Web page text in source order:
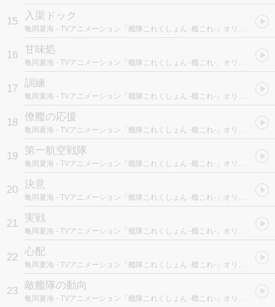
15 入渠ドック
亀岡夏海 - TVアニメーション「艦隊これくしょん -艦これ-」オリジナルサウンドトラック “艦響" Vol.1
16 甘味処
亀岡夏海 - TVアニメーション「艦隊これくしょん -艦これ-」オリジナルサウンドトラック “艦響" Vol.1
17 訓練
亀岡夏海 - TVアニメーション「艦隊これくしょん -艦これ-」オリジナルサウンドトラック “艦響" Vol.1
18 僚艦の応援
亀岡夏海 - TVアニメーション「艦隊これくしょん -艦これ-」オリジナルサウンドトラック “艦響" Vol.1
19 第一航空戦隊
亀岡夏海 - TVアニメーション「艦隊これくしょん -艦これ-」オリジナルサウンドトラック “艦響" Vol.1
20 決意
亀岡夏海 - TVアニメーション「艦隊これくしょん -艦これ-」オリジナルサウンドトラック “艦響" Vol.1
21 実戦
亀岡夏海 - TVアニメーション「艦隊これくしょん -艦これ-」オリジナルサウンドトラック “艦響" Vol.1
22 心配
亀岡夏海 - TVアニメーション「艦隊これくしょん -艦これ-」オリジナルサウンドトラック “艦響" Vol.1
23 敵艦隊の動向
亀岡夏海 - TVアニメーション「艦隊これくしょん -艦これ-」オリジナルサウンドトラック “艦響" Vol.1